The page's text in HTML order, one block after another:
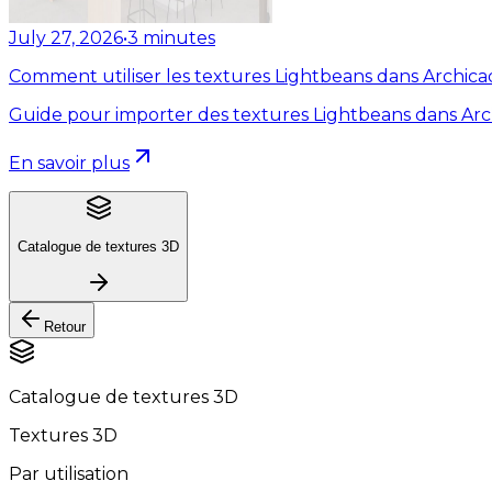
July 27, 2026•3 minutes
Comment utiliser les textures Lightbeans dans
Guide pour importer des textures Lightbeans dans
En savoir plus
Catalogue de textures 3D
Retour
Catalogue de textures 3D
Textures 3D
Par utilisation